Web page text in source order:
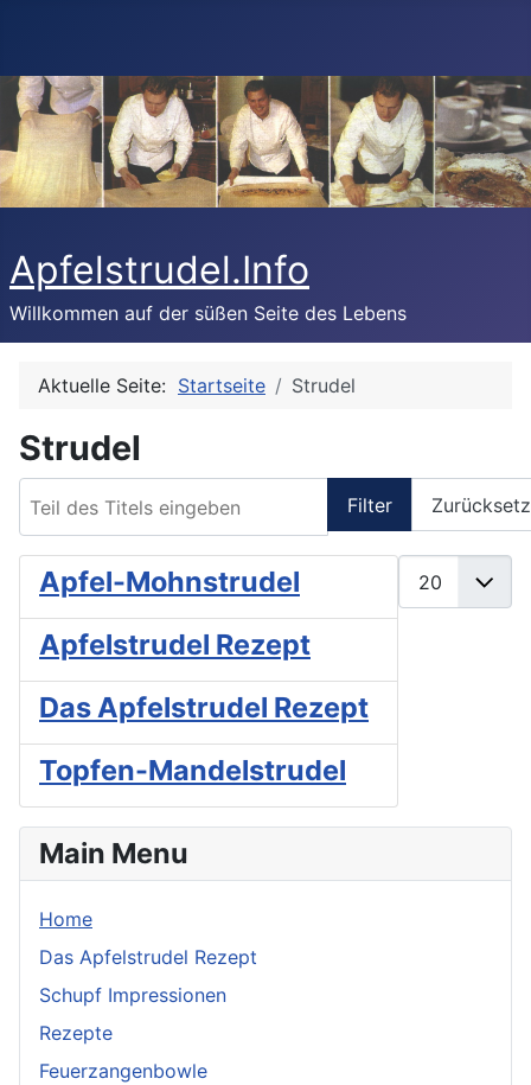
Apfelstrudel.Info
Willkommen auf der süßen Seite des Lebens
Aktuelle Seite: Startseite Strudel
Strudel
Filter
Apfel-Mohnstrudel
Apfelstrudel Rezept
Das Apfelstrudel Rezept
Topfen-Mandelstrudel
Main Menu
Home
Das Apfelstrudel Rezept
Schupf Impressionen
Rezepte
Feuerzangenbowle